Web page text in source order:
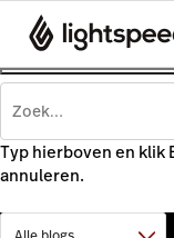
Typ hierboven en klik
annuleren.